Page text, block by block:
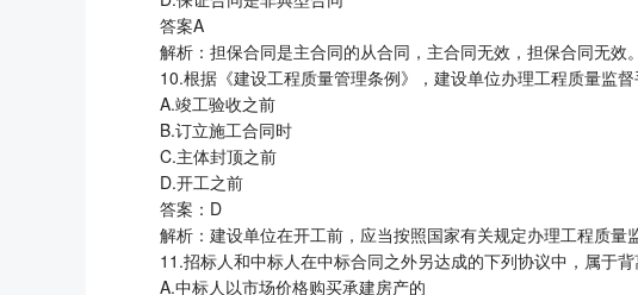
答案A
解析：担保合同是主合同的从合同，主合同无效，担保合同无效。
10.根据《建设工程质量管理条例》，建设单位办理工程质量监督
A.竣工验收之前
B.订立施工合同时
C.主体封顶之前
D.开工之前
答案：D
解析：建设单位在开工前，应当按照国家有关规定办理工程质量
11.招标人和中标人在中标合同之外另达成的下列协议中，属于背
A.中标人以市场价格购买承建房产的